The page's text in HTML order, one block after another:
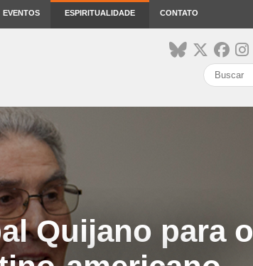
EVENTOS ESPIRITUALIDADE CONTATO
Quijano para o